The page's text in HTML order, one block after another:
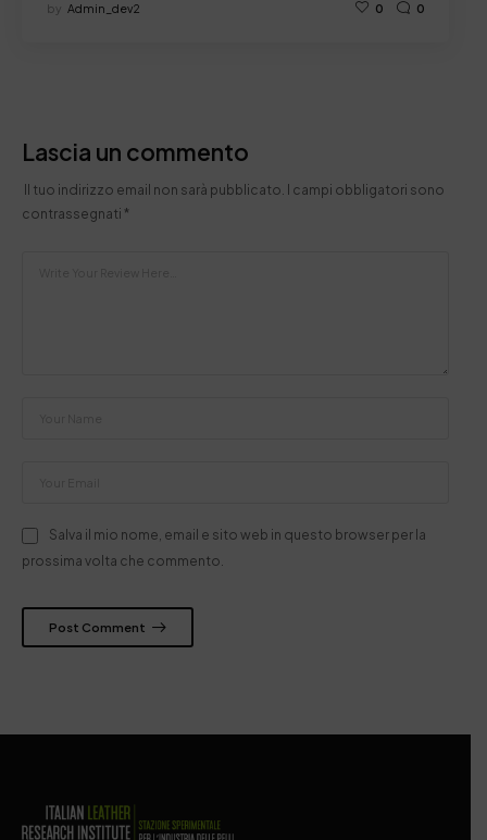
by Admin_dev2 0 0
Lascia un commento
Il tuo indirizzo email non sarà pubblicato. I campi obbligatori sono
contrassegnati *
Salva il mio nome, email e sito web in questo browser per la
prossima volta che commento.
Post Comment